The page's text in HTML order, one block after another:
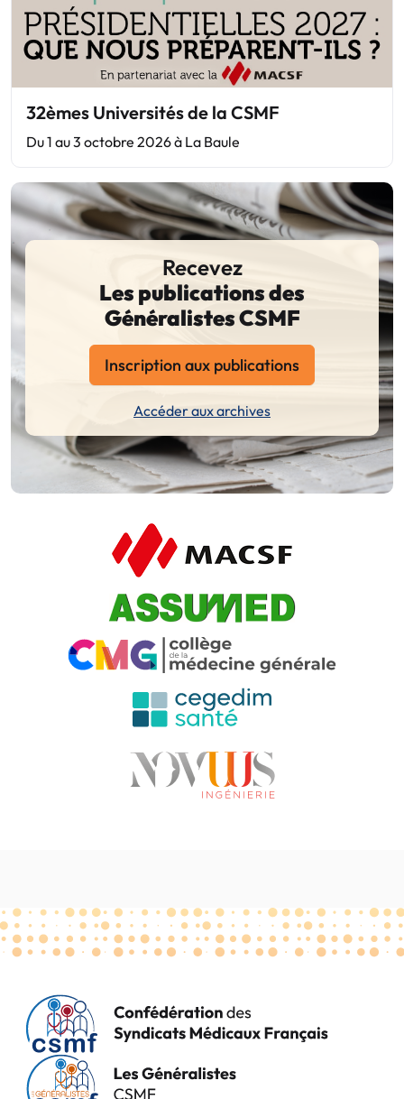
32èmes Universités de la CSMF
Du 1 au 3 octobre 2026 à La Baule
Recevez
Les publications des
Généralistes CSMF
Inscription aux publications
Accéder aux archives